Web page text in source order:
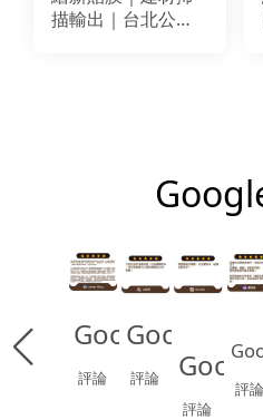
描輸出｜台北公共
Google
評論
Google
評論
評論
評論